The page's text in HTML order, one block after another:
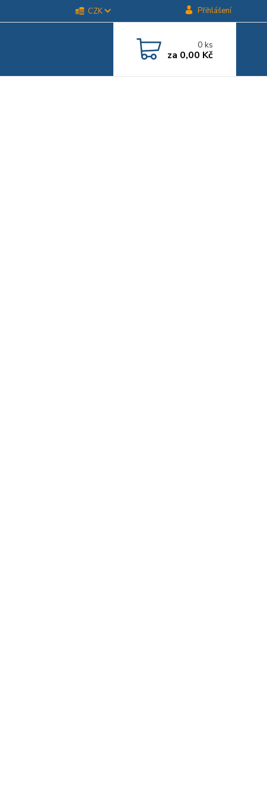
CZK Přihlášení
0ks
za 0,00 Kč